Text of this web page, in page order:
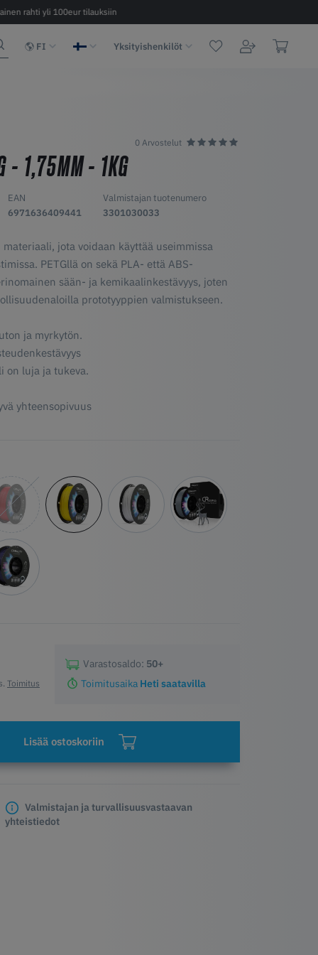
rahti yli 100eur tilauksiin
FI Yksityishenkilöt
0 Arvostelut
- 1,75MM - 1KG
EAN
6971636409441
Valmistajan tuotenumero
3301030033
materiaali, jota voidaan käyttää useimmissa
PETGllä on sekä PLA- että ABS-
sään- ja kemikaalinkestävyys, joten
prototyyppien valmistukseen.
ja myrkytön.
on luja ja tukeva.
yhteensopivuus
Toimitus
Varastosaldo: 50+
Toimitusaika Heti saatavilla
Lisää ostoskoriin
Valmistajan ja turvallisuusvastaavan
yhteistiedot